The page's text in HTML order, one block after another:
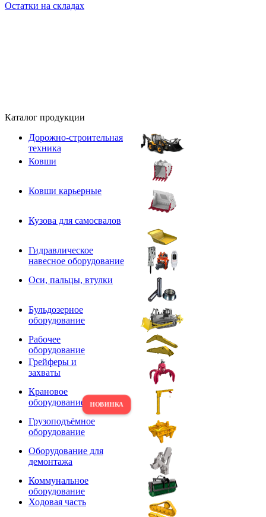
Остатки на складах
Каталог продукции
Дорожно-строительная
техника
Ковши
Ковши карьерные
Кузова для самосвалов
Гидравлическое
навесное оборудование
Оси, пальцы, втулки
Бульдозерное
оборудование
Рабочее
оборудование
Грейферы и
захваты
Крановое
оборудование
Грузоподъёмное
оборудование
Оборудование для
демонтажа
Коммунальное
оборудование
Ходовая часть